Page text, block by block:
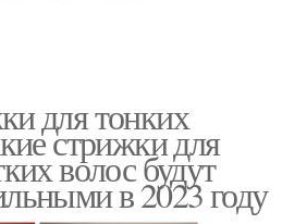
для тонких
стрижки для
волос будут
в 2023 году